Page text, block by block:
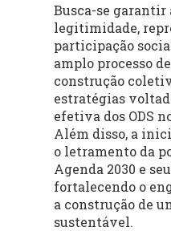
Busca-se garantir
legitimidade,
participação
amplo processo
construção
estratégias
efetiva dos ODS
Além disso, a
o letramento da
Agenda 2030 e
fortalecendo o
a construção de
sustentável.